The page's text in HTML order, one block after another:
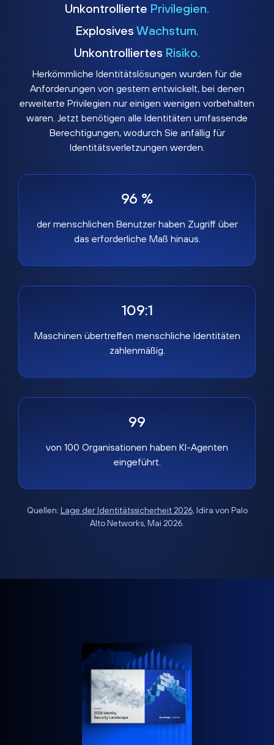
Unkontrollierte Privilegien.
Explosives Wachstum.
Unkontrolliertes Risiko.
Herkömmliche Identitätslösungen wurden für die
Anforderungen von gestern entwickelt, bei denen
erweiterte Privilegien nur einigen wenigen vorbehalten
waren. Jetzt benötigen alle Identitäten umfassende
Berechtigungen, wodurch Sie anfällig für
Identitätsverletzungen werden.
96 %
der menschlichen Benutzer haben Zugriff über
das erforderliche Maß hinaus.
109:1
Maschinen übertreffen menschliche Identitäten
zahlenmäßig.
99
von 100 Organisationen haben KI-Agenten
eingeführt.
Quellen: Lage der Identitätssicherheit 2026, Idira von Palo
Alto Networks, Mai 2026.